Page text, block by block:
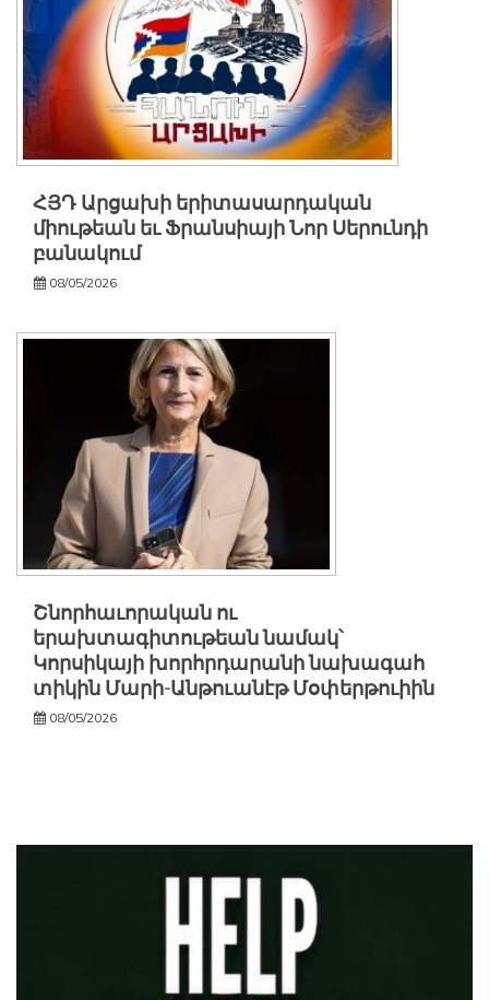
ՀՅԴ Արցախի երիտասարդական
միութեան եւ Ֆրանսիայի Նոր Սերունդի
բանակում
08/05/2026
Շնորհաւորական ու
երախտագիտութեան նամակ՝
Կորսիկայի խորհրդարանի նախագահ
տիկին Մարի-Անթուանէթ Մօփերթուիին
08/05/2026